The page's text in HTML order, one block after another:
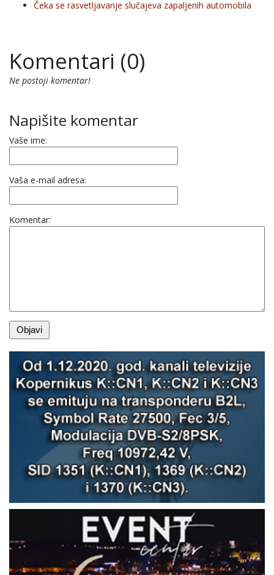
Čeka se rasvetljavanje slučajeva zapaljenih automobila
Komentari (0)
Ne postoji komentar!
Napišite komentar
Vaše ime:
Vaša e-mail adresa:
Komentar: